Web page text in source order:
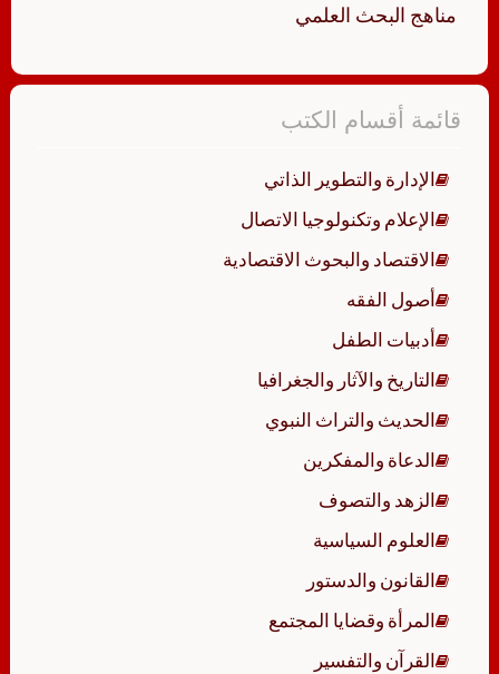
مناهج البحث العلمي
قائمة أقسام الكتب
الإدارة والتطوير الذاتي
الإعلام وتكنولوجيا الاتصال
الاقتصاد والبحوث الاقتصادية
أصول الفقه
أدبيات الطفل
التاريخ والآثار والجغرافيا
الحديث والتراث النبوي
الدعاة والمفكرين
الزهد والتصوف
العلوم السياسية
القانون والدستور
المرأة وقضايا المجتمع
القرآن والتفسير